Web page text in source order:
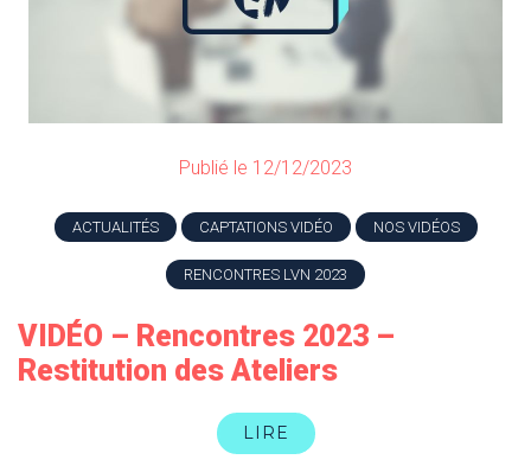
Publié le 12/12/2023
ACTUALITÉS CAPTATIONS VIDÉO NOS VIDÉOS
RENCONTRES LVN 2023
VIDÉO – Rencontres 2023 –
Restitution des Ateliers
LIRE